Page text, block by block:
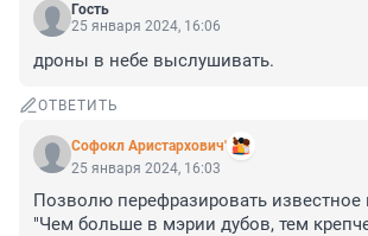
Гость
25 января 2024, 16:06
дроны в небе выслушивать.
ОТВЕТИТЬ
Софокл Аристархович'
25 января 2024, 16:03
Позволю перефразировать известное
"Чем больше в мэрии дубов, тем